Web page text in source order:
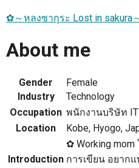
✿～หลงซากุระ Lost in sakura
About me
Gender
Female
Industry
Technology
Occupation พนักงานบริษัท IT
Location
Kobe, Hyogo,
Introduction
✿ Working
การเขียน อยาก